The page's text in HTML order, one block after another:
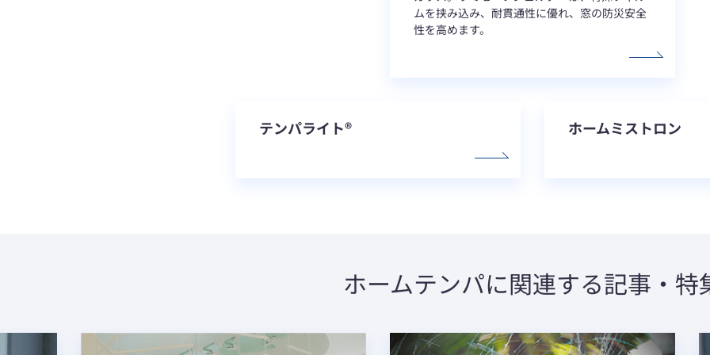
ムを挟み込み、耐貫通性に優れ、窓の防災安全
性を高めます。
テンパライト® ホームミストロン
ホームテンパに関連する記事・特